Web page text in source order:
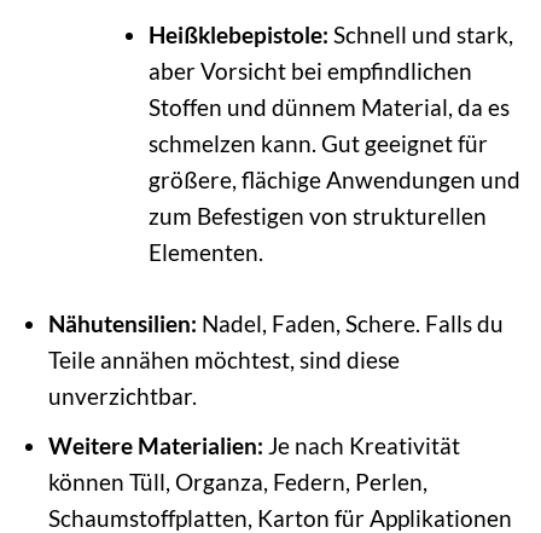
Heißklebepistole: Schnell und stark,
aber Vorsicht bei empfindlichen
Stoffen und dünnem Material, da es
schmelzen kann. Gut geeignet für
größere, flächige Anwendungen und
zum Befestigen von strukturellen
Elementen.
Nähutensilien: Nadel, Faden, Schere. Falls du
Teile annähen möchtest, sind diese
unverzichtbar.
Weitere Materialien: Je nach Kreativität
können Tüll, Organza, Federn, Perlen,
Schaumstoffplatten, Karton für Applikationen